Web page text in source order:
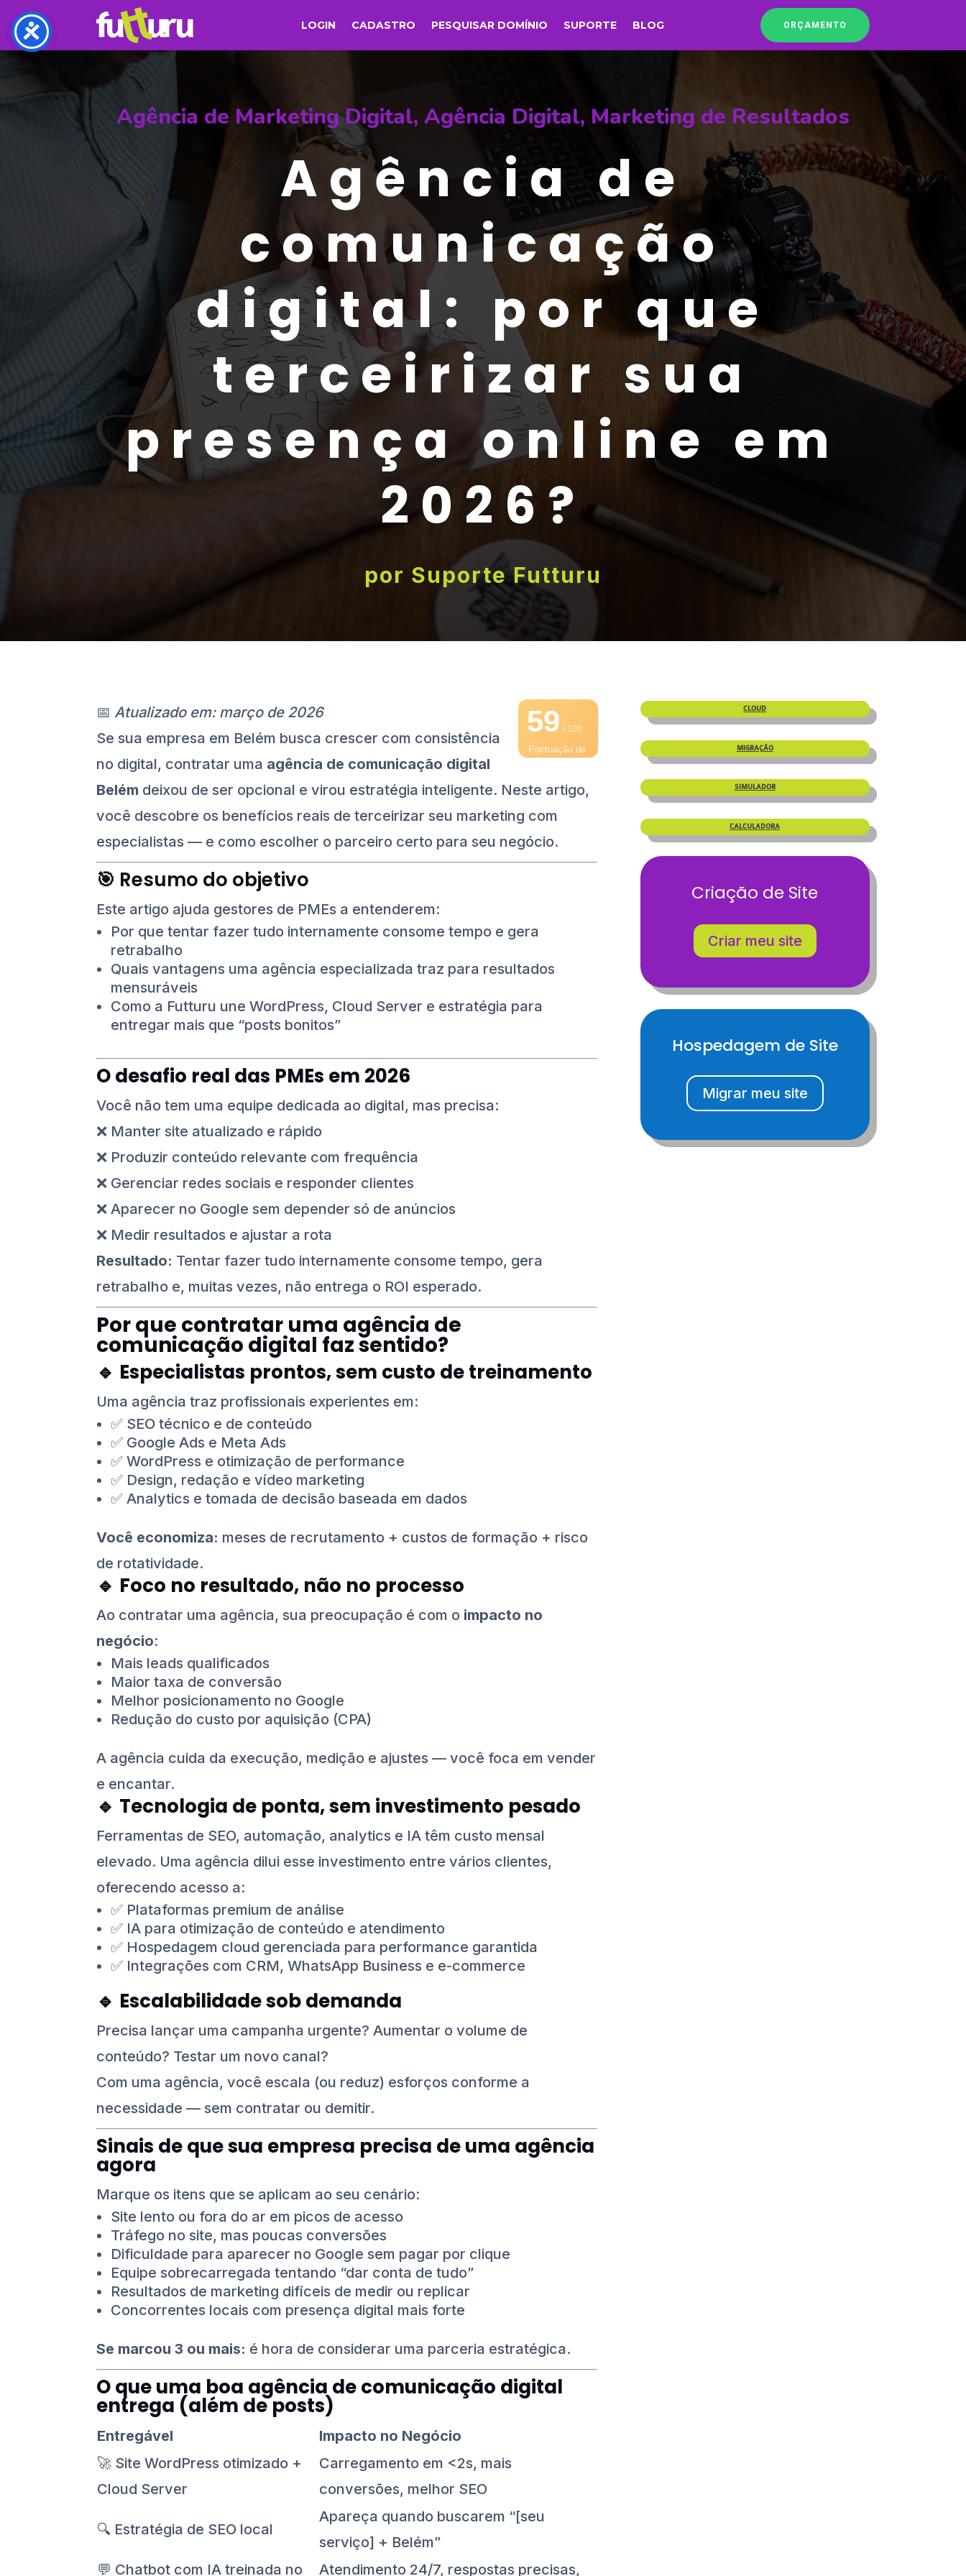
LOGIN CADASTRO PESQUISAR DOMÍNIO SUPORTE BLOG ORÇAMENTO
Agência de Marketing Digital, Agência Digital, Marketing de Resultados
Agência de
comunicação
digital: por que
terceirizar sua
presença online em
2026?
por Suporte Futturu
59/ 100
Pontuação de
📅Atualizado em: março de 2026
Se sua empresa em Belém busca crescer com consistência
no digital, contratar uma agência de comunicação digital
Belém deixou de ser opcional e virou estratégia inteligente. Neste artigo,
você descobre os benefícios reais de terceirizar seu marketing com
especialistas — e como escolher o parceiro certo para seu negócio.
🎯 Resumo do objetivo
Este artigo ajuda gestores de PMEs a entenderem:
Por que tentar fazer tudo internamente consome tempo e gera
retrabalho
Quais vantagens uma agência especializada traz para resultados
mensuráveis
Como a Futturu une WordPress, Cloud Server e estratégia para
entregar mais que “posts bonitos”
O desafio real das PMEs em 2026
Você não tem uma equipe dedicada ao digital, mas precisa:
❌ Manter site atualizado e rápido
❌ Produzir conteúdo relevante com frequência
❌ Gerenciar redes sociais e responder clientes
❌ Aparecer no Google sem depender só de anúncios
❌ Medir resultados e ajustar a rota
Resultado: Tentar fazer tudo internamente consome tempo, gera
retrabalho e, muitas vezes, não entrega o ROI esperado.
Por que contratar uma agência de
comunicação digital faz sentido?
🔹 Especialistas prontos, sem custo de treinamento
Uma agência traz profissionais experientes em:
✅ SEO técnico e de conteúdo
✅ Google Ads e Meta Ads
✅ WordPress e otimização de performance
✅ Design, redação e vídeo marketing
✅ Analytics e tomada de decisão baseada em dados
Você economiza: meses de recrutamento + custos de formação + risco
de rotatividade.
🔹 Foco no resultado, não no processo
Ao contratar uma agência, sua preocupação é com o impacto no
negócio:
Mais leads qualificados
Maior taxa de conversão
Melhor posicionamento no Google
Redução do custo por aquisição (CPA)
A agência cuida da execução, medição e ajustes — você foca em vender
e encantar.
🔹 Tecnologia de ponta, sem investimento pesado
Ferramentas de SEO, automação, analytics e IA têm custo mensal
elevado. Uma agência dilui esse investimento entre vários clientes,
oferecendo acesso a:
✅ Plataformas premium de análise
✅ IA para otimização de conteúdo e atendimento
✅ Hospedagem cloud gerenciada para performance garantida
✅ Integrações com CRM, WhatsApp Business e e-commerce
🔹 Escalabilidade sob demanda
Precisa lançar uma campanha urgente? Aumentar o volume de
conteúdo? Testar um novo canal?
Com uma agência, você escala (ou reduz) esforços conforme a
necessidade — sem contratar ou demitir.
Sinais de que sua empresa precisa de uma agência
agora
Marque os itens que se aplicam ao seu cenário:
Site lento ou fora do ar em picos de acesso
Tráfego no site, mas poucas conversões
Dificuldade para aparecer no Google sem pagar por clique
Equipe sobrecarregada tentando “dar conta de tudo”
Resultados de marketing difíceis de medir ou replicar
Concorrentes locais com presença digital mais forte
Se marcou 3 ou mais: é hora de considerar uma parceria estratégica.
O que uma boa agência de comunicação digital
entrega (além de posts)
Entregável
Impacto no Negócio
🚀 Site WordPress otimizado +
Cloud Server
Carregamento em <2s, mais
conversões, melhor SEO
🔍 Estratégia de SEO local
Apareça quando buscarem “[seu
serviço] + Belém”
💬 Chatbot com IA treinada no
Atendimento 24/7, respostas precisas,
CLOUD
MIGRAÇÃO
SIMULADOR
CALCULADORA
Criação de Site
Criar meu site
Hospedagem de Site
Migrar meu site